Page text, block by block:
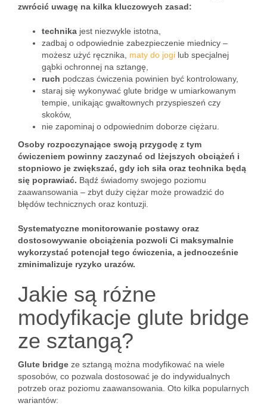
zwrócić uwagę na kilka kluczowych zasad:
technika jest niezwykle istotna,
zadbaj o odpowiednie zabezpieczenie miednicy –
możesz użyć ręcznika, maty do jogi lub specjalnej
gąbki ochronnej na sztangę,
ruch podczas ćwiczenia powinien być kontrolowany,
staraj się wykonywać glute bridge w umiarkowanym
tempie, unikając gwałtownych przyspieszeń czy
skoków,
nie zapominaj o odpowiednim doborze ciężaru.
Osoby rozpoczynające swoją przygodę z tym
ćwiczeniem powinny zaczynać od lżejszych obciążeń i
stopniowo je zwiększać, gdy ich siła oraz technika będą
się poprawiać. Bądź świadomy swojego poziomu
zaawansowania – zbyt duży ciężar może prowadzić do
błędów technicznych oraz kontuzji.
Systematyczne monitorowanie postawy oraz
dostosowywanie obciążenia pozwoli Ci maksymalnie
wykorzystać potencjał tego ćwiczenia, a jednocześnie
zminimalizuje ryzyko urazów.
Jakie są różne
modyfikacje glute bridge
ze sztangą?
Glute bridge ze sztangą można modyfikować na wiele
sposobów, co pozwala dostosować je do indywidualnych
potrzeb oraz poziomu zaawansowania. Oto kilka popularnych
wariantów: